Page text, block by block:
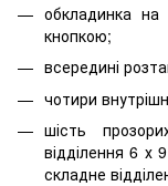
обкладинка на
кнопкою;
всередині
чотири
шість
відділення 6 х
складне